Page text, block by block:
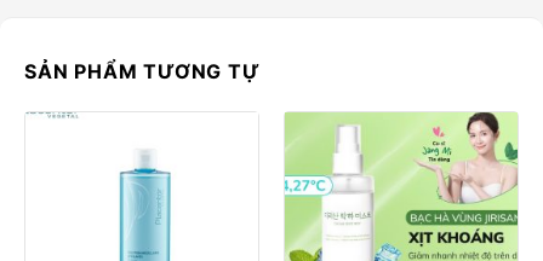
SẢN PHẨM TƯƠNG TỰ